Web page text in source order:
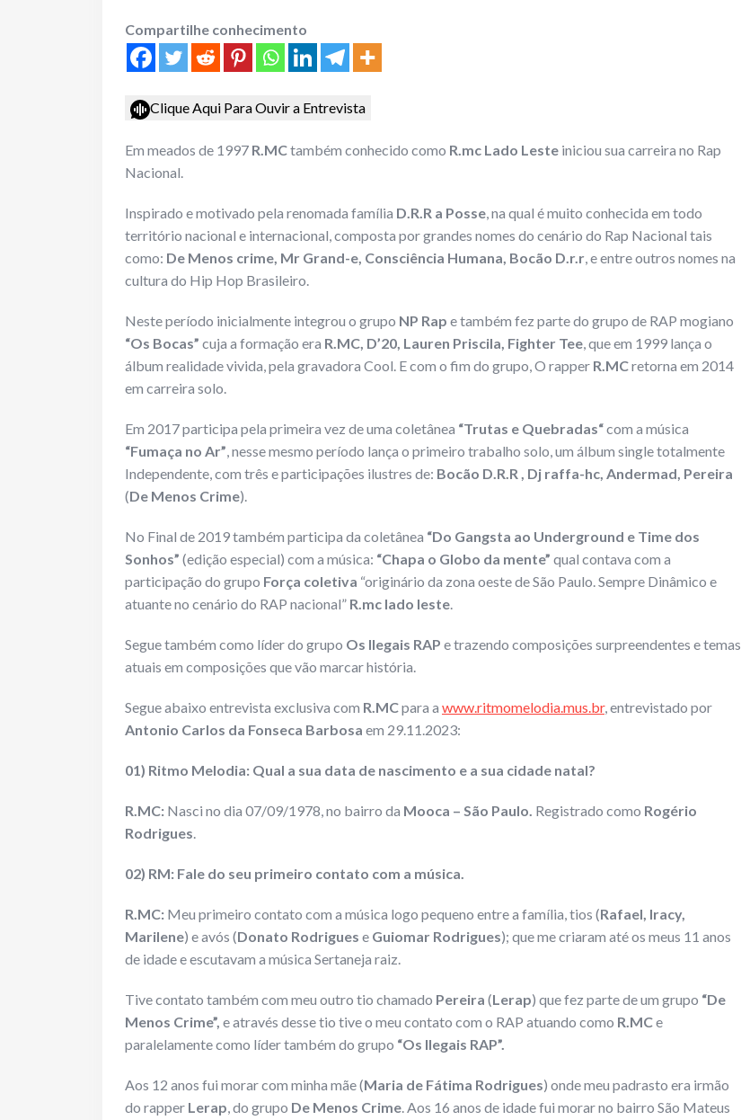
Compartilhe conhecimento
Clique Aqui Para Ouvir a Entrevista
Em meados de 1997 R.MCtambém conhecido como R.mc Lado Leste iniciou sua carreira no Rap
Nacional.
Inspirado e motivado pela renomada família D.R.R a Posse, na qual é muito conhecida em todo
território nacional e internacional, composta por grandes nomes do cenário do Rap Nacional tais
como: De Menos crime, Mr Grand-e, Consciência Humana, Bocão D.r.r, e entre outros nomes na
cultura do Hip Hop Brasileiro.
Neste período inicialmente integrou o grupo NP Rap e também fez parte do grupo de RAP mogiano
“Os Bocas” cuja a formação era R.MC, D’20, Lauren Priscila, Fighter Tee, que em 1999 lança o
álbum realidade vivida, pela gravadora Cool. E com o fim do grupo, O rapper R.MCretorna em 2014
em carreira solo.
Em 2017 participa pela primeira vez de uma coletânea “Trutas e Quebradas“com a música
“Fumaça no Ar”, nesse mesmo período lança o primeiro trabalho solo, um álbum single totalmente
Independente, com três e participações ilustres de: Bocão D.R.R , Dj raffa-hc, Andermad, Pereira
(De Menos Crime).
No Final de 2019 também participa da coletânea “Do Gangsta ao Underground e Time dos
Sonhos” (edição especial) com a música: “Chapa o Globo da mente” qual contava com a
participação do grupo Força coletiva “originário da zona oeste de São Paulo. Sempre Dinâmico e
atuante no cenário do RAP nacional” R.mc lado leste.
Segue também como líder do grupo Os Ilegais RAP e trazendo composições surpreendentes e temas
atuais em composições que vão marcar história.
Segue abaixo entrevista exclusiva com R.MCpara a www.ritmomelodia.mus.br, entrevistado por
Antonio Carlos da Fonseca Barbosa em 29.11.2023:
01) Ritmo Melodia: Qual a sua data de nascimento e a sua cidade natal?
R.MC: Nasci no dia 07/09/1978, no bairro da Mooca – São Paulo. Registrado como Rogério
Rodrigues.
02) RM: Fale do seu primeiro contato com a música.
R.MC: Meu primeiro contato com a música logo pequeno entre a família, tios (Rafael, Iracy,
Marilene) e avós (Donato Rodrigues e Guiomar Rodrigues); que me criaram até os meus 11 anos
de idade e escutavam a música Sertaneja raiz.
Tive contato também com meu outro tio chamado Pereira (Lerap) que fez parte de um grupo “De
Menos Crime”, e através desse tio tive o meu contato com o RAP atuando como R.MCe
paralelamente como líder também do grupo “Os Ilegais RAP”.
Aos 12 anos fui morar com minha mãe (Maria de Fátima Rodrigues) onde meu padrasto era irmão
do rapper Lerap, do grupo De Menos Crime. Aos 16 anos de idade fui morar no bairro São Mateus